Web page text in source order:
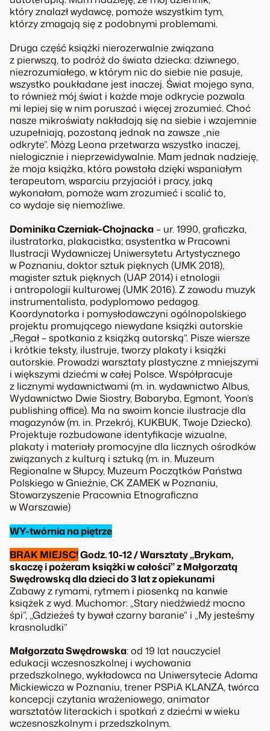
który znalazł wydawcę, pomoże wszystkim tym,
którzy zmagają się z podobnymi problemami.
Druga część książki nierozerwalnie związana
z pierwszą, to podróż do świata dziecka: dziwnego,
niezrozumiałego, w którym nic do siebie nie pasuje,
wszystko poukładane jest inaczej. Świat mojego syna,
to również mój świat i każde moje odkrycie pozwala
mi lepiej się w nim poruszać i więcej zrozumieć. Choć
nasze mikroświaty nakładają się na siebie i wzajemnie
uzupełniają, pozostaną jednak na zawsze „nie
odkryte”. Mózg Leona przetwarza wszystko inaczej,
nielogicznie i nieprzewidywalnie. Mam jednak nadzieję,
że moja książka, która powstała dzięki wspaniałym
terapeutom, wsparciu przyjaciół i pracy, jaką
wykonałam, pomoże wam zrozumieć i scalić to,
co wydaje się niemożliwe.
Dominika Czerniak-Chojnacka– ur. 1990, graficzka,
ilustratorka, plakacistka; asystentka w Pracowni
Ilustracji Wydawniczej Uniwersytetu Artystycznego
w Poznaniu, doktor sztuk pięknych (UMK 2018),
magister sztuk pięknych (UAP 2014) i etnologii
i antropologii kulturowej (UMK 2016). Z zawodu muzyk
instrumentalista, podyplomowo pedagog.
Koordynatorka i pomysłodawczyni ogólnopolskiego
projektu promującego niewydane książki autorskie
„Regał – spotkania z książką autorską”. Pisze wiersze
i krótkie teksty, ilustruje, tworzy plakaty i książki
autorskie. Prowadzi warsztaty plastyczne z mniejszymi
i większymi dziećmi w całej Polsce. Współpracuje
z licznymi wydawnictwami (m. in. wydawnictwo Albus,
Wydawnictwo Dwie Siostry, Babaryba, Egmont, Yoon’s
publishing office). Ma na swoim koncie ilustracje dla
magazynów (m. in. Przekrój, KUKBUK, Twoje Dziecko).
Projektuje rozbudowane identyfikacje wizualne,
plakaty i materiały promocyjne dla licznych ośrodków
związanych z kulturą i sztuką (m. in. Muzeum
Regionalne w Słupcy, Muzeum Początków Państwa
Polskiego w Gnieźnie, CK ZAMEK w Poznaniu,
Stowarzyszenie Pracownia Etnograficzna
w Warszawie)
WY-twórnia na piętrze
BRAK MIEJSC!Godz. 10-12 / Warsztaty „Brykam,
skaczę i pożeram książki w całości” z Małgorzatą
Swędrowską dla dzieci do 3 lat z opiekunami
Zabawy z rymami, rytmem i piosenką na kanwie
książek z wyd. Muchomor: „Stary niedźwiedź mocno
śpi”, „Gdzieżeś ty bywał czarny baranie” i „My jesteśmy
krasnoludki”
Małgorzata Swędrowska: od 19 lat nauczyciel
edukacji wczesnoszkolnej i wychowania
przedszkolnego, wykładowca na Uniwersytecie Adama
Mickiewicza w Poznaniu, trener PSPiA KLANZA, twórca
koncepcji czytania wrażeniowego, animator
warsztatów literackich i spotkań z dziećmi w wieku
wczesnoszkolnym i przedszkolnym.